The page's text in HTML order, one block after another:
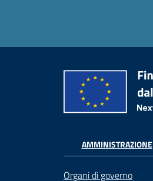
AMMINISTRAZIONE
Organi di governo